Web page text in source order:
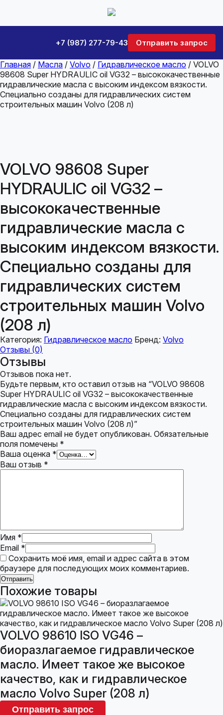
+7 (987) 277-79-43 Отправить запрос
Главная / Масла / Volvo / Гидравлическое масло / VOLVO
98608 Super HYDRAULIC oil VG32 – высококачественные
гидравлические масла с высоким индексом вязкости.
Специально созданы для гидравлических систем
строительных машин Volvo (208 л)
VOLVO 98608 Super
HYDRAULIC oil VG32 –
высококачественные
гидравлические масла с
высоким индексом вязкости.
Специально созданы для
гидравлических систем
строительных машин Volvo
(208 л)
Категория: Гидравлическое масло Бренд: Volvo
Отзывы (0)
Отзывы
Отзывов пока нет.
Будьте первым, кто оставил отзыв на “VOLVO 98608
Super HYDRAULIC oil VG32 – высококачественные
гидравлические масла с высоким индексом вязкости.
Специально созданы для гидравлических систем
строительных машин Volvo (208 л)”
Ваш адрес email не будет опубликован. Обязательные
поля помечены *
Ваша оценка *
Ваш отзыв *
Имя *
Email *
Сохранить моё имя, email и адрес сайта в этом
браузере для последующих моих комментариев.
Похожие товары
VOLVO 98610 ISO VG46 –
биоразлагаемое гидравлическое
масло. Имеет такое же высокое
качество, как и гидравлическое
масло Volvo Super (208 л)
Отправить запрос